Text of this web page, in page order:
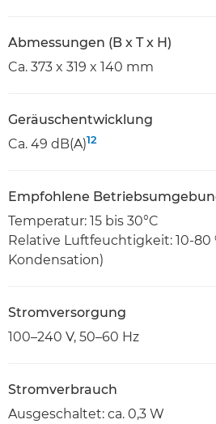
Abmessungen (B x T x H)
Ca. 373 x 319 x 140 mm
Geräuschentwicklung
Ca. 49 dB(A)12
Empfohlene
Temperatur: 15 bis 30°C
Relative Luftfeuchtigkeit: 10-80
Kondensation)
Stromversorgung
100–240 V, 50–60 Hz
Stromverbrauch
Ausgeschaltet: ca. 0,3 W